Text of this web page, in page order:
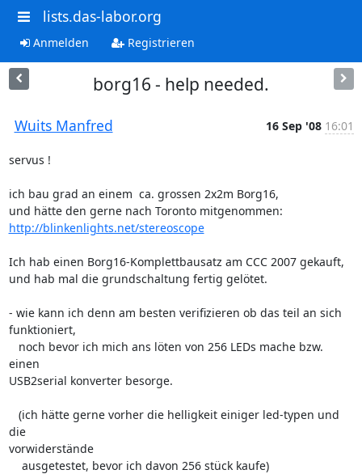
lists.das-labor.org
Anmelden Registrieren
borg16 - help needed.
Wuits Manfred 16 Sep '08 16:01
servus !
ich bau grad an einem  ca. grossen 2x2m Borg16,
http://blinkenlights.net/stereoscope
Ich hab einen Borg16-Komplettbausatz am CCC 2007 gekauft,
und hab mal die grundschaltung fertig gelötet.
- wie kann ich denn am besten verifizieren ob das teil an sich
funktioniert,
einen
USB2serial konverter besorge.
die
vorwiderstände